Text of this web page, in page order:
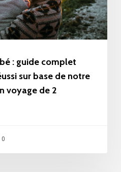
: guide complet
sur base de notre
voyage de 2
0